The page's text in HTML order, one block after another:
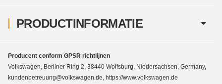
PRODUCTINFORMATIE
Producent conform GPSR richtlijnen
Volkswagen, Berliner Ring 2, 38440 Wolfsburg, Niedersachsen, Germany,
kundenbetreuung@volkswagen.de, https://www.volkswagen.de